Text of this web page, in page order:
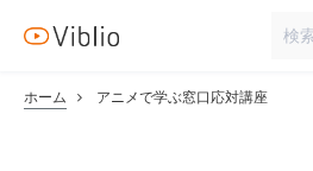
ホーム アニメで学ぶ窓口応対講座